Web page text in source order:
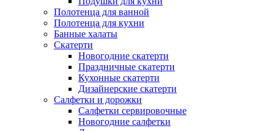
Полотенца для ванной
Полотенца для кухни
Банные халаты
Скатерти
Новогодние скатерти
Праздничные скатерти
Кухонные скатерти
Дизайнерские скатерти
Салфетки и дорожки
Салфетки сервировочные
Новогодние салфетки